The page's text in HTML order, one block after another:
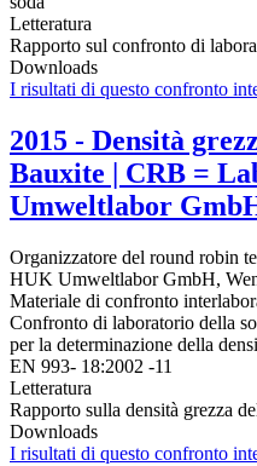
Letteratura
Rapporto sul confronto di
Downloads
I risultati di questo confronto
2015 - Densità
Bauxite | CRB =
Umweltlabor
Organizzatore del round robin
HUK Umweltlabor GmbH,
Materiale di confronto
Confronto di laboratorio della
per la determinazione della
EN 993- 18:2002 -11
Letteratura
Rapporto sulla densità grezza
Downloads
I risultati di questo confronto